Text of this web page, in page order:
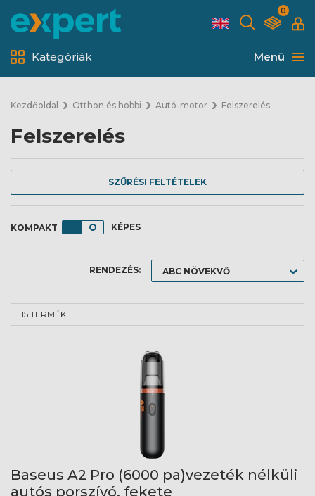
0
Menü
Kategóriák
Kezdőoldal Otthon és hobbi Autó-motor Felszerelés
Felszerelés
SZŰRÉSI FELTÉTELEK
KÉPES
RENDEZÉS:
15 TERMÉK
Baseus A2 Pro (6000 pa)vezeték nélküli
autós porszívó, fekete